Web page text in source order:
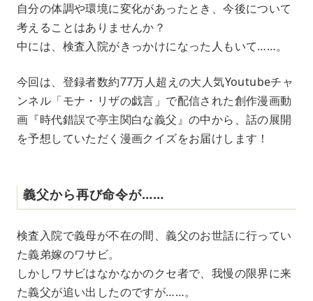
u
e
自分の体調や環境に変化があったとき、今後について
考えることはありませんか？
中には、検査入院がきっかけになった人もいて……。
今回は、登録者数約77万人超えの大人気Youtubeチャ
ンネル「モナ・リザの戯言」で配信された創作漫画動
画『時代錯誤で亭主関白な義父』の中から、話の展開
を予想していただく漫画クイズをお届けします！
義父から再び命令が……
検査入院で義母が不在の間、義父のお世話に行ってい
た義弟嫁のワサビ。
しかしワサビはなかなかのクセ者で、我慢の限界に来
た義父が追い出したのですが……。